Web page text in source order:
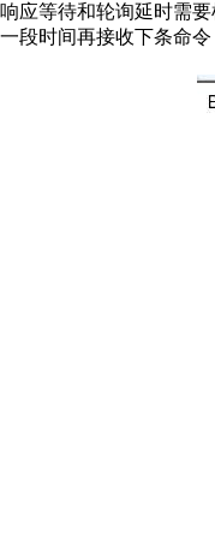
响应等待和轮询延时需
一段时间再接收下条命